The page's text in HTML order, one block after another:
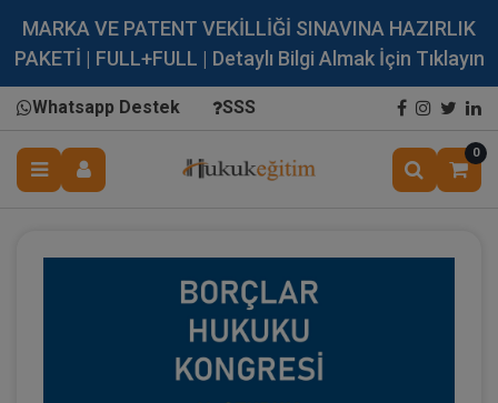
MARKA VE PATENT VEKİLLİĞİ SINAVINA HAZIRLIK
PAKETİ | FULL+FULL | Detaylı Bilgi Almak İçin Tıklayın
Whatsapp Destek SSS
0